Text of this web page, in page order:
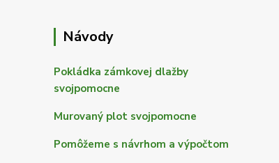
Návody
Pokládka zámkovej dlažby
svojpomocne
Murovaný plot svojpomocne
Pomôžeme s návrhom a výpočtom